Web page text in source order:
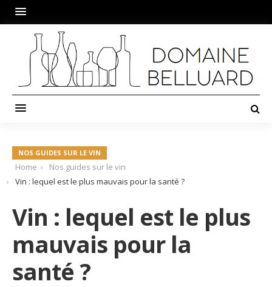
NOS GUIDES SUR LE VIN
Home
Nos guides sur le vin
Vin : lequel est le plus mauvais pour la santé ?
Vin : lequel est le plus
mauvais pour la
santé ?